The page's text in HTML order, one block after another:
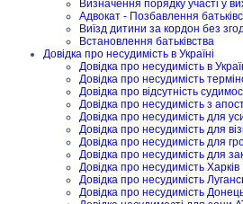
Визначення порядку участі у
Адвокат - Позбавлення
Виїзд дитини за кордон без
Встановлення батьківства
Довідка про несудимість в Україні
Довідка про несудимість в
Довідка про несудимість
Довідка про відсутність
Довідка про несудимість з
Довідка про несудимість для
Довідка про несудимість для
Довідка про несудимість для
Довідка про несудимість для
Довідка про несудимість Харків
Довідка про несудимість
Довідка про несудимість